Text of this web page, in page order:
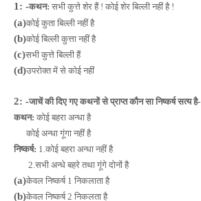
1: -कथन: सभी कुत्ते शेर हैं ! कोई शेर बिल्ली नहीं है !
(a)कोई कुता बिल्ली नहीं है
(b)कोई बिल्ली कुत्ता नहीं है
(c)सभी कुत्ते बिल्ली हैं
(d)उपरोक्त में से कोई नहीं
2: -जाचें की दिए गए कथनों से प्राप्त कौन सा निष्कर्ष सत्य है-
कथन: कोई बहरा अन्धा है
कोई अन्धा गूंगा नहीं है
निष्कर्ष: 1.कोई बहरा अन्धा नहीं है
2.सभी अन्धे बहरे तथा गूंगे दोनों है
(a)केवल निष्कर्ष 1 निकलाता है
(b)केवल निष्कर्ष 2 निकलता है